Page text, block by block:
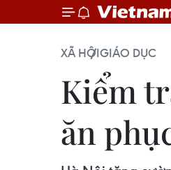
XÃ HỘIGIÁO DỤC
Kiểm
ăn